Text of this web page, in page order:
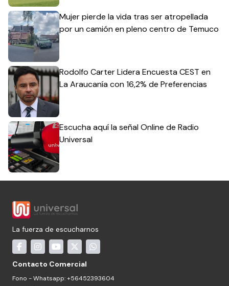
Mujer pierde la vida tras ser atropellada
por un camión en pleno centro de Temuco
Rodolfo Carter Lidera Encuesta CEST en
La Araucanía con 16,2% de Preferencias
Escucha aquí la señal Online de Radio
Universal
La fuerza de escucharnos
Contacto Comercial
Fono - Whatsapp: +56452393604